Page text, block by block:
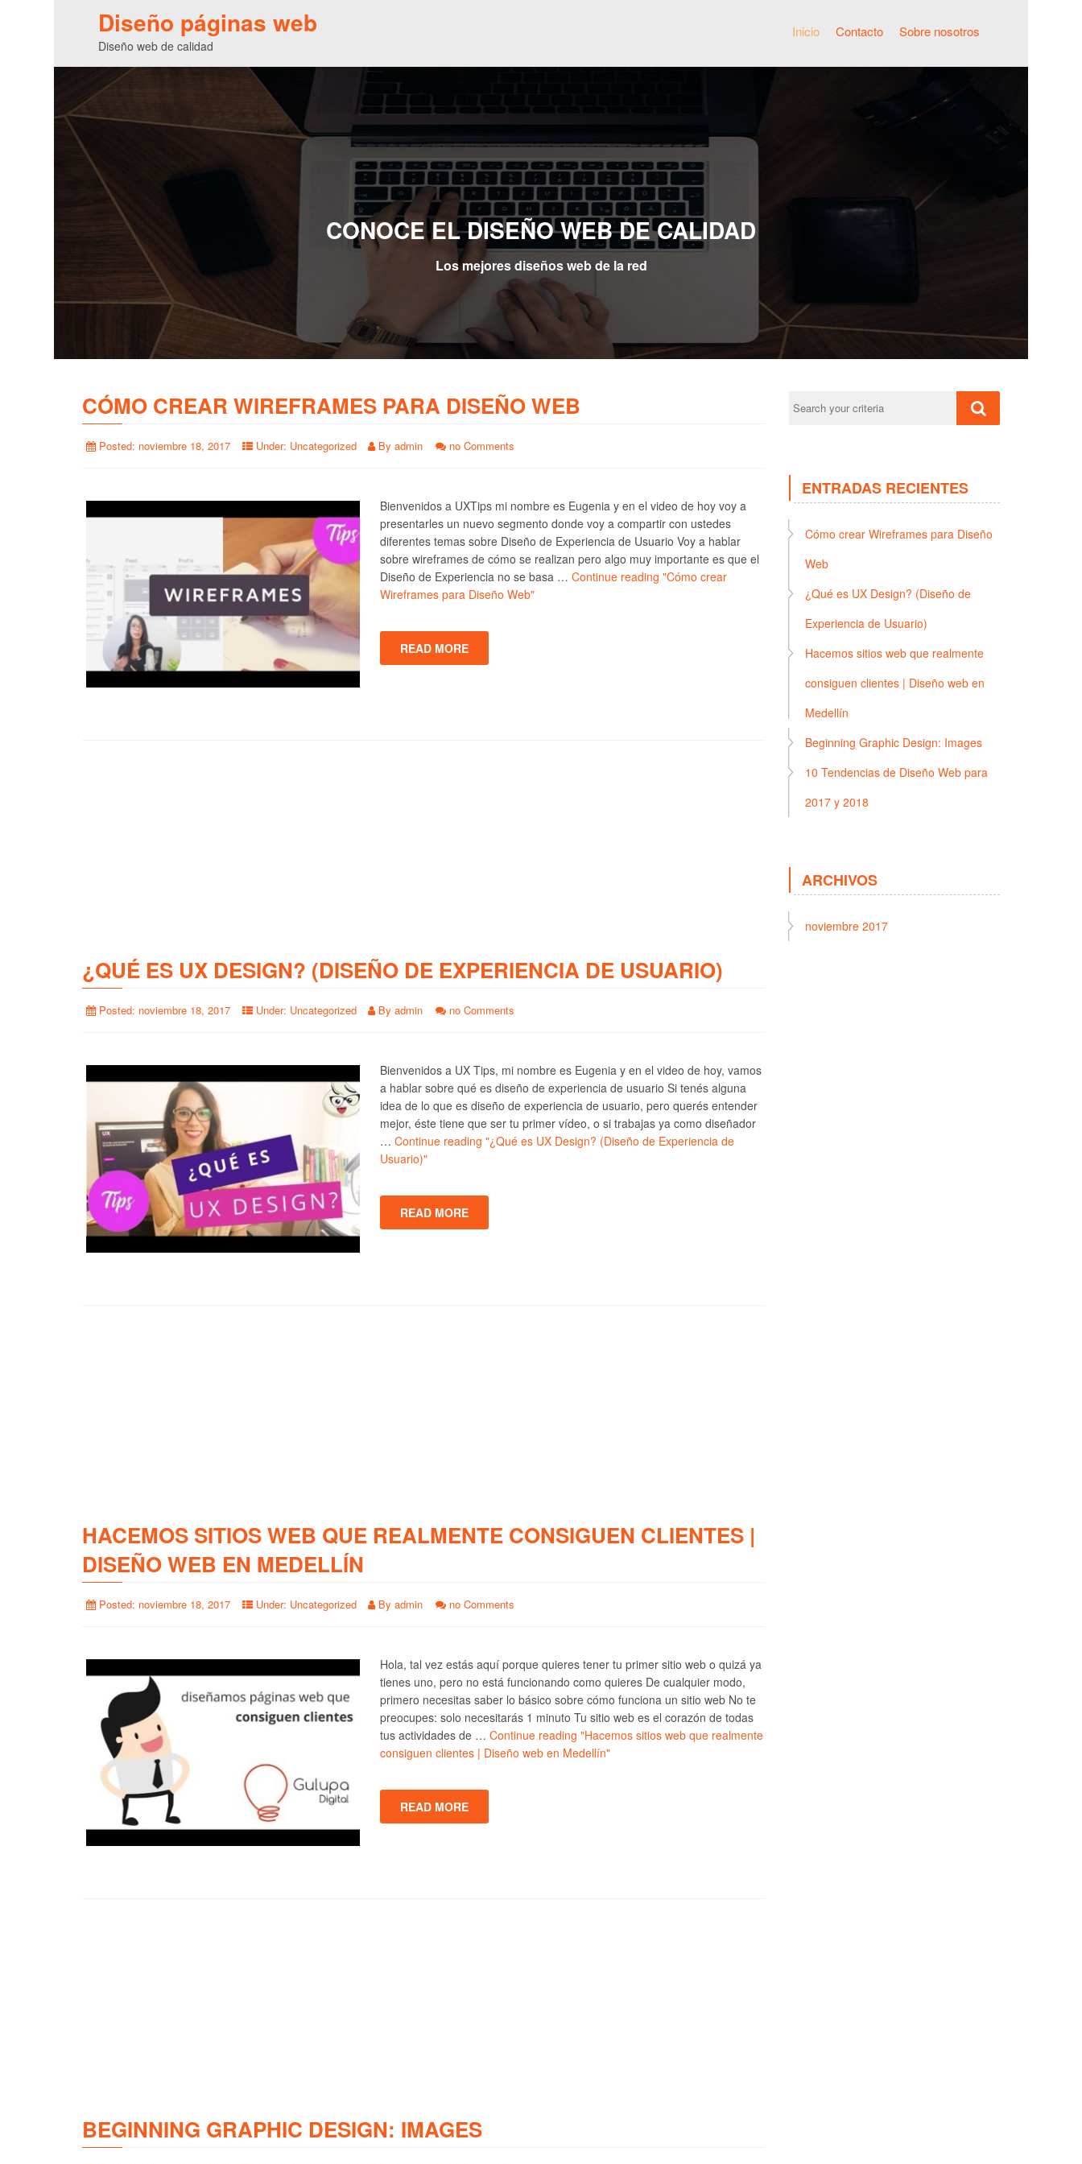
Diseño páginas web
Diseño web de calidad
Inicio Contacto Sobre nosotros
CONOCE EL DISEÑO WEB DE CALIDAD
Los mejores diseños web de la red
CÓMO CREAR WIREFRAMES PARA DISEÑO WEB
Posted: noviembre 18, 2017 Under: Uncategorized By admin no Comments
Bienvenidos a UXTips mi nombre es Eugenia y en el video de hoy voy a
presentarles un nuevo segmento donde voy a compartir con ustedes
diferentes temas sobre Diseño de Experiencia de Usuario Voy a hablar
sobre wireframes de cómo se realizan pero algo muy importante es que el
Diseño de Experiencia no se basa … Continue reading "Cómo crear
Wireframes para Diseño Web"
READ MORE
¿QUÉ ES UX DESIGN? (DISEÑO DE EXPERIENCIA DE USUARIO)
Posted: noviembre 18, 2017 Under: Uncategorized By admin no Comments
Bienvenidos a UX Tips, mi nombre es Eugenia y en el video de hoy, vamos
a hablar sobre qué es diseño de experiencia de usuario Si tenés alguna
idea de lo que es diseño de experiencia de usuario, pero querés entender
mejor, éste tiene que ser tu primer vídeo, o si trabajas ya como diseñador
… Continue reading "¿Qué es UX Design? (Diseño de Experiencia de
Usuario)"
READ MORE
HACEMOS SITIOS WEB QUE REALMENTE CONSIGUEN CLIENTES |
DISEÑO WEB EN MEDELLÍN
Posted: noviembre 18, 2017 Under: Uncategorized By admin no Comments
Hola, tal vez estás aquí porque quieres tener tu primer sitio web o quizá ya
tienes uno, pero no está funcionando como quieres De cualquier modo,
primero necesitas saber lo básico sobre cómo funciona un sitio web No te
preocupes: solo necesitarás 1 minuto Tu sitio web es el corazón de todas
tus actividades de … Continue reading "Hacemos sitios web que realmente
consiguen clientes | Diseño web en Medellín"
READ MORE
BEGINNING GRAPHIC DESIGN: IMAGES
ENTRADAS RECIENTES
Cómo crear Wireframes para Diseño
Web
¿Qué es UX Design? (Diseño de
Experiencia de Usuario)
Hacemos sitios web que realmente
consiguen clientes | Diseño web en
Medellín
Beginning Graphic Design: Images
10 Tendencias de Diseño Web para
2017 y 2018
ARCHIVOS
noviembre 2017